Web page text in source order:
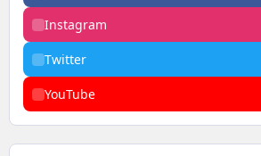
Instagram
Twitter
YouTube